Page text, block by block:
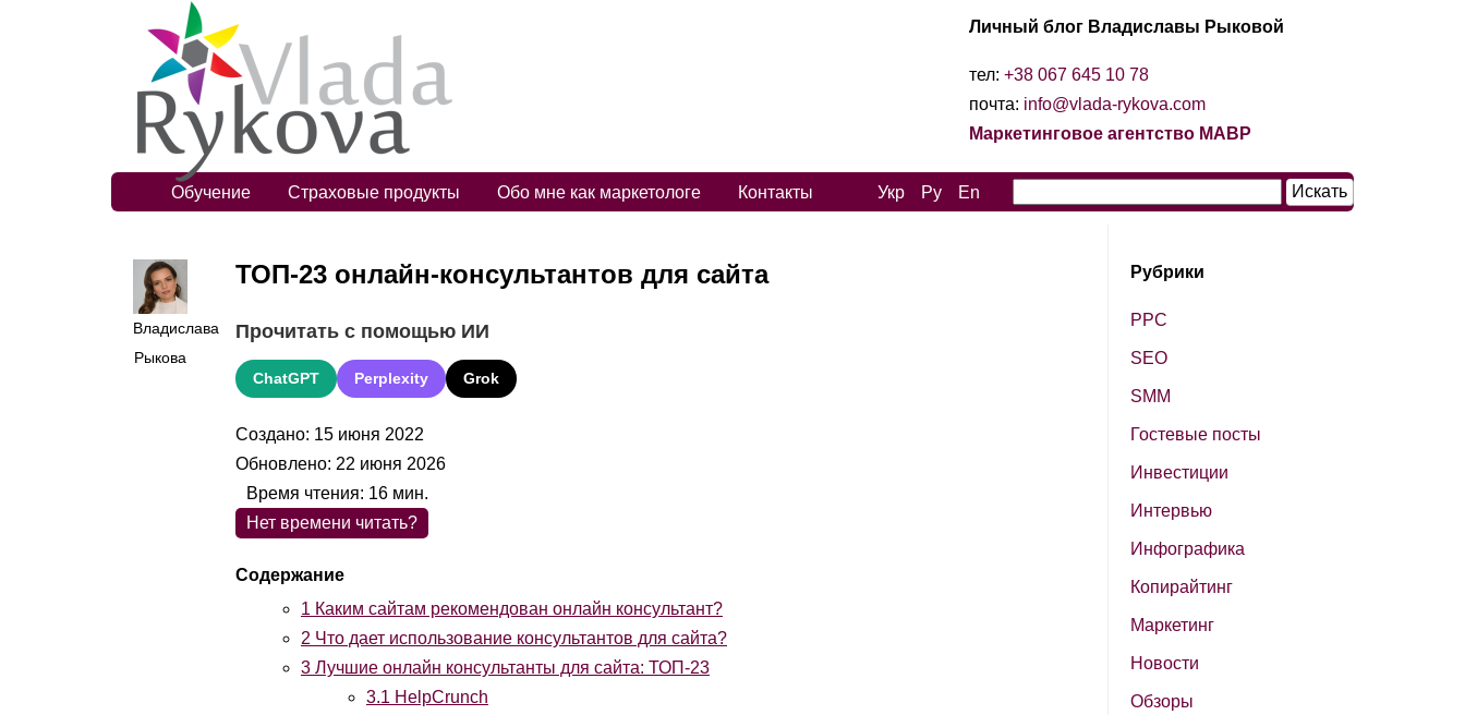
Личный блог Владиславы Рыковой
тел: +38 067 645 10 78
почта: info@vlada-rykova.com
Маркетинговое агентство МАВР
Обучение Страховые продукты Обо мне как маркетологе Контакты Укр Ру En
Владислава
Рыкова
ТОП-23 онлайн-консультантов для сайта
Прочитать с помощью ИИ
ChatGPT Perplexity Grok
Создано: 15 июня 2022
Обновлено: 22 июня 2026
Нет времени читать?
1 Каким сайтам рекомендован онлайн консультант?
2 Что дает использование консультантов для сайта?
3 Лучшие онлайн консультанты для сайта: ТОП-23
3.1 HelpCrunch
Время чтения: 16 мин.
Рубрики
PPC
SЕО
SМM
Гостевые посты
Инвестиции
Интервью
Инфографика
Копирайтинг
Маркетинг
Новости
Обзоры